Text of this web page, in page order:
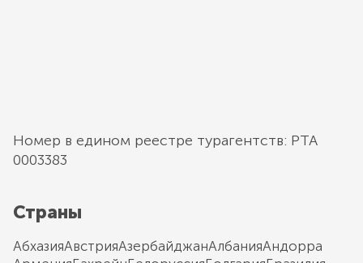
Номер в едином реестре турагентств: РТА
0003383
Страны
АбхазияАвстрияАзербайджанАлбанияАндорра